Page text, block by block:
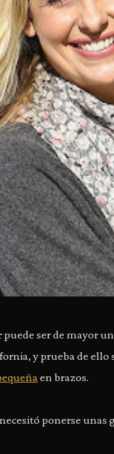
puede ser de mayor
y prueba de
en brazos.
ponerse unas